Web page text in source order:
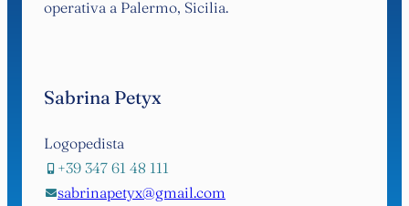
Sabrina Petyx
Logopedista
+39 347 61 48 111
sabrinapetyx@gmail.com